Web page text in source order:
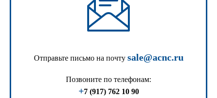
Отправьте письмо на почту sale@acnc.ru
Позвоните по телефонам:
+7 (917) 762 10 90